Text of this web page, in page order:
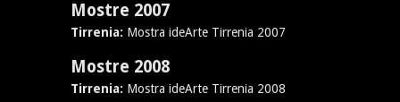
Mostre 2007
Tirrenia: Mostra ideArte Tirrenia 2007
Mostre 2008
Tirrenia: Mostra ideArte Tirrenia 2008